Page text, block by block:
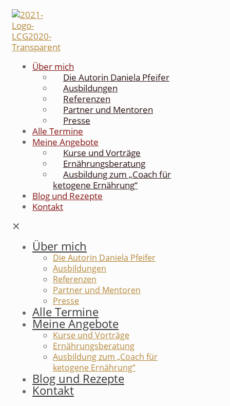
Über mich
Die Autorin Daniela Pfeifer
Ausbildungen
Referenzen
Partner und Mentoren
Presse
Alle Termine
Meine Angebote
Kurse und Vorträge
Ernährungsberatung
Ausbildung zum „Coach für
ketogene Ernährung“
Blog und Rezepte
Kontakt
✕
Über mich
Die Autorin Daniela Pfeifer
Ausbildungen
Referenzen
Partner und Mentoren
Presse
Alle Termine
Meine Angebote
Kurse und Vorträge
Ernährungsberatung
Ausbildung zum „Coach für
ketogene Ernährung“
Blog und Rezepte
Kontakt